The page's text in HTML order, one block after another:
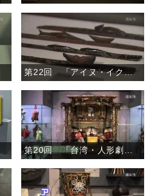
第22回 「アイヌ・イクパスイ」
第20回 「台湾・人形劇の人形」